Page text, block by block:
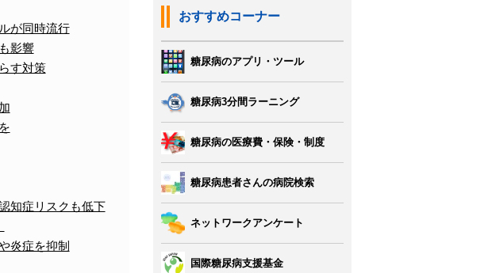
が同時流行
影響
す対策
知症リスクも低下
炎症を抑制
おすすめコーナー
糖尿病のアプリ・ツール
糖尿病3分間ラーニング
糖尿病の医療費・保険・制度
糖尿病患者さんの病院検索
ネットワークアンケート
国際糖尿病支援基金